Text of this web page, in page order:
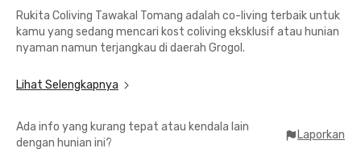
Rukita Coliving Tawakal Tomang adalah co-living terbaik untuk
kamu yang sedang mencari kost coliving eksklusif atau hunian
nyaman namun terjangkau di daerah Grogol.
Dengan desain modern, furniture lengkap, dan layanan
berkualitas, Rukita Tawakal Tomang menawarkan gaya hidup
dengan kamar mandi, AC, WiFi, dan water heater, sehingga
kamu bisa langsung pindah kapan saja.
Lihat Selengkapnya
Ada info yang kurang tepat atau kendala lain
dengan hunian ini?
Laporkan